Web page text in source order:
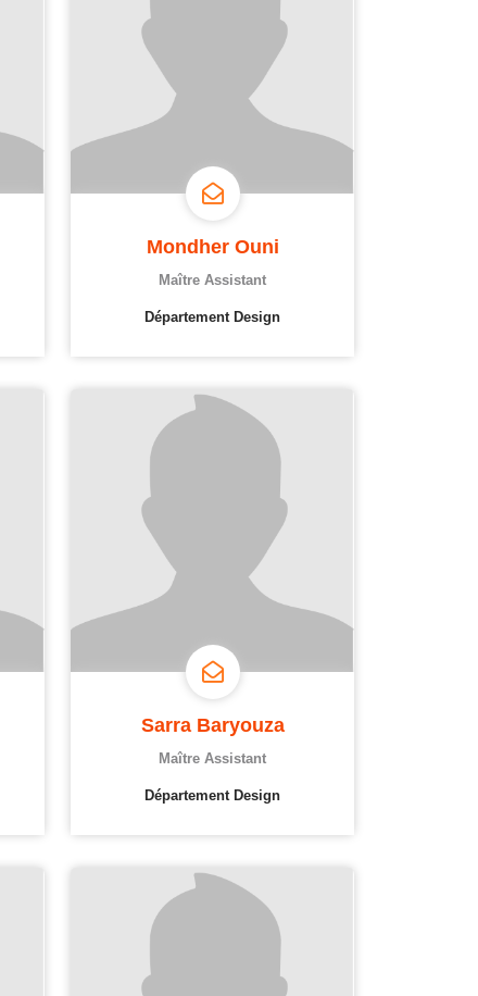
Mondher Ouni
Maître Assistant
Département Design
Sarra Baryouza
Maître Assistant
Département Design